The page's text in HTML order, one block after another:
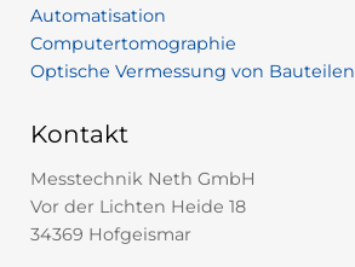
Automatisation
Computertomographie
Optische Vermessung von Bauteilen
Kontakt
Messtechnik Neth GmbH
Vor der Lichten Heide 18
34369 Hofgeismar